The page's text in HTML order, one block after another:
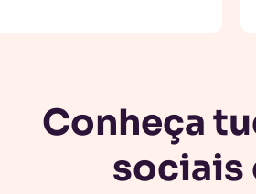
Conheça
sociais